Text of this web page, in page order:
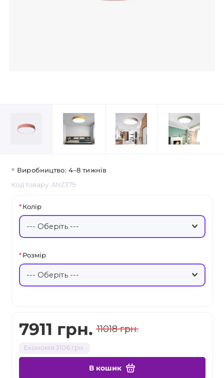
Виробництво: 4–8 тижнів
Код товару: ANZ379
7911 грн. 11018 грн.
Економія 3106 грн.
В кошик
Колір
Розмір